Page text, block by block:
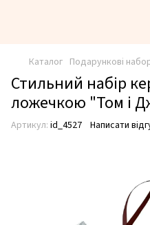
Каталог Подарункові
Стильний набір
ложечкою "Том і
Артикул: id_4527 Написати